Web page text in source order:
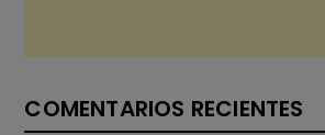
COMENTARIOS RECIENTES